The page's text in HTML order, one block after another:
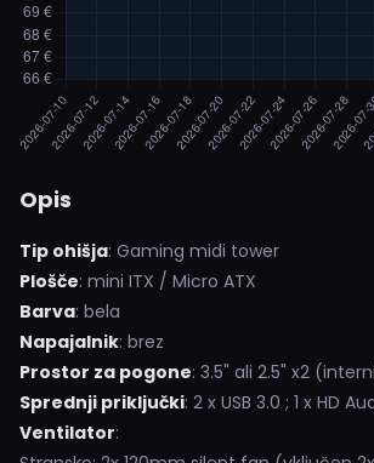
Opis
Tip ohišja: Gaming midi tower
Plošče: mini ITX / Micro ATX
Barva: bela
Napajalnik: brez
Prostor za pogone: 3.5" ali 2.5" x2
Sprednji priključki: 2 x USB 3.0 ; 1 x HD
Ventilator: